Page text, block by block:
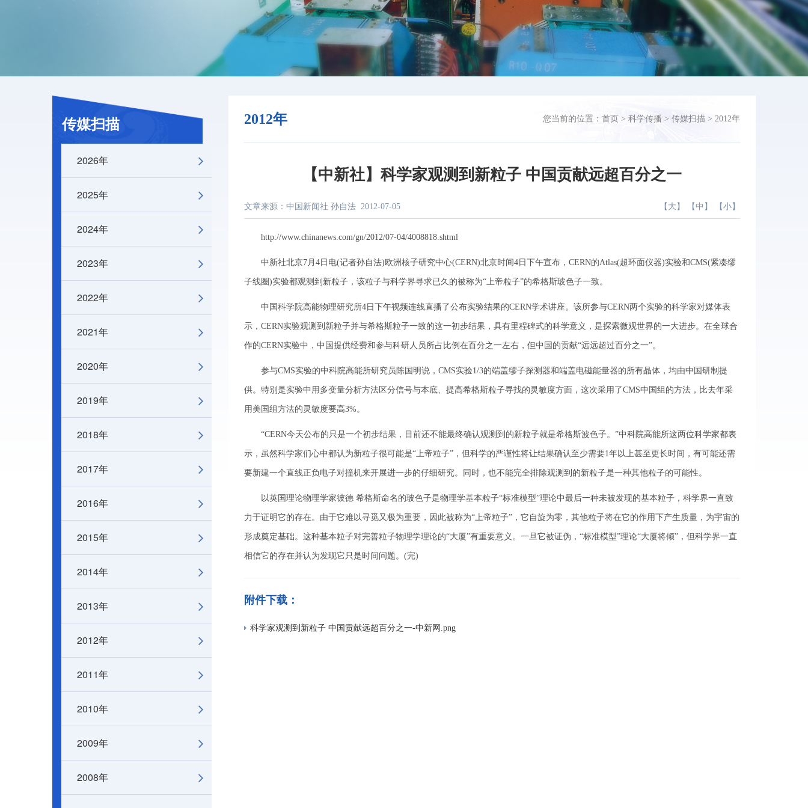
传媒扫描
2026年
2025年
2024年
2023年
2022年
2021年
2020年
2019年
2018年
2017年
2016年
2015年
2014年
2013年
2012年
2011年
2010年
2009年
2008年
2012年 您当前的位置： 首页 > 科学传播 > 传媒扫描 > 2012年
【中新社】科学家观测到新粒子 中国贡献远超百分之一
文章来源：中国新闻社 孙自法 2012-07-05 【 大 】 【中 】 【小】
http://www.chinanews.com/gn/2012/07-04/4008818.shtml
中新社北京7月4日电(记者孙自法)欧洲核子研究中心(CERN)北京时间4日下午宣布，CERN的Atlas(超环面仪器)实验和CMS(紧凑缪
子线圈)实验都观测到新粒子，该粒子与科学界寻求已久的被称为“上帝粒子”的希格斯玻色子一致。
中国科学院高能物理研究所4日下午视频连线直播了公布实验结果的CERN学术讲座。该所参与CERN两个实验的科学家对媒体表
示，CERN实验观测到新粒子并与希格斯粒子一致的这一初步结果，具有里程碑式的科学意义，是探索微观世界的一大进步。在全球合
作的CERN实验中，中国提供经费和参与科研人员所占比例在百分之一左右，但中国的贡献“远远超过百分之一”。
参与CMS实验的中科院高能所研究员陈国明说，CMS实验1/3的端盖缪子探测器和端盖电磁能量器的所有晶体，均由中国研制提
供。特别是实验中用多变量分析方法区分信号与本底、提高希格斯粒子寻找的灵敏度方面，这次采用了CMS中国组的方法，比去年采
用美国组方法的灵敏度要高3%。
“CERN今天公布的只是一个初步结果，目前还不能最终确认观测到的新粒子就是希格斯波色子。”中科院高能所这两位科学家都表
示，虽然科学家们心中都认为新粒子很可能是“上帝粒子”，但科学的严谨性将让结果确认至少需要1年以上甚至更长时间，有可能还需
要新建一个直线正负电子对撞机来开展进一步的仔细研究。同时，也不能完全排除观测到的新粒子是一种其他粒子的可能性。
以英国理论物理学家彼德 希格斯命名的玻色子是物理学基本粒子“标准模型”理论中最后一种未被发现的基本粒子，科学界一直致
力于证明它的存在。由于它难以寻觅又极为重要，因此被称为“上帝粒子”，它自旋为零，其他粒子将在它的作用下产生质量，为宇宙的
形成奠定基础。这种基本粒子对完善粒子物理学理论的“大厦”有重要意义。一旦它被证伪，“标准模型”理论“大厦将倾”，但科学界一直
相信它的存在并认为发现它只是时间问题。(完)
附件下载：
科学家观测到新粒子 中国贡献远超百分之一-中新网.png